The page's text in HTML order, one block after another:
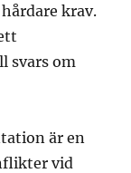
krav.
svars om
är en
vid